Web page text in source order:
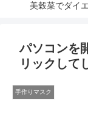
美穀菜でダイ
パソコンを
リックして
手作りマスク